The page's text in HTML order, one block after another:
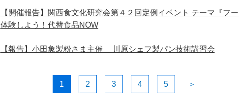
【開催報告】関西食文化研究会第４２回定例イベント テーマ『フ
体験しよう！代替食品NOW
【報告】小田象製粉さま主催 川原シェフ製パン技術講習会
1 2 3 4 5 ＞